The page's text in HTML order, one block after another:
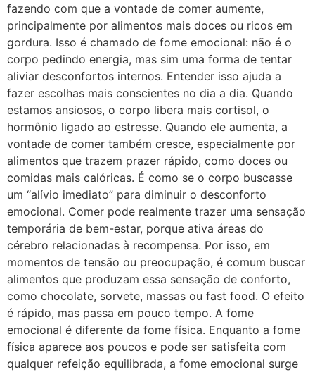
fazendo com que a vontade de comer aumente,
principalmente por alimentos mais doces ou ricos em
gordura. Isso é chamado de fome emocional: não é o
corpo pedindo energia, mas sim uma forma de tentar
aliviar desconfortos internos. Entender isso ajuda a
fazer escolhas mais conscientes no dia a dia. Quando
estamos ansiosos, o corpo libera mais cortisol, o
hormônio ligado ao estresse. Quando ele aumenta, a
vontade de comer também cresce, especialmente por
alimentos que trazem prazer rápido, como doces ou
comidas mais calóricas. É como se o corpo buscasse
um “alívio imediato” para diminuir o desconforto
emocional. Comer pode realmente trazer uma sensação
temporária de bem-estar, porque ativa áreas do
cérebro relacionadas à recompensa. Por isso, em
momentos de tensão ou preocupação, é comum buscar
alimentos que produzam essa sensação de conforto,
como chocolate, sorvete, massas ou fast food. O efeito
é rápido, mas passa em pouco tempo. A fome
emocional é diferente da fome física. Enquanto a fome
física aparece aos poucos e pode ser satisfeita com
qualquer refeição equilibrada, a fome emocional surge